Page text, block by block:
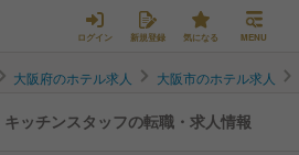
ログイン 新規登録 気になる MENU
大阪府のホテル求人 大阪市のホテル求人
ッチンスタッフの転職・求人情報